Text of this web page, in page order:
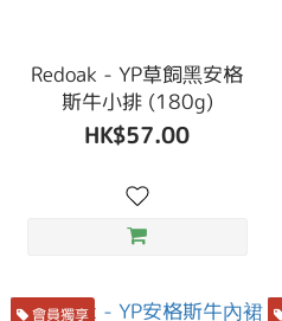
Redoak - YP草飼黑安格
斯牛小排 (180g)
HK$57.00
會員獨享